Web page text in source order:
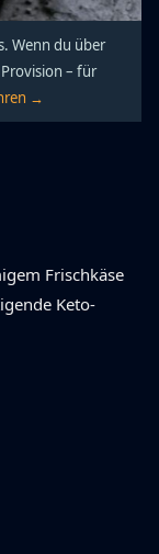
Wenn du über
– für
→
Frischkäse
Keto-